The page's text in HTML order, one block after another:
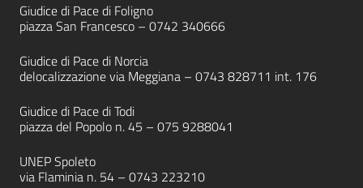
Giudice di Pace di Foligno
piazza San Francesco – 0742 340666
Giudice di Pace di Norcia
delocalizzazione via Meggiana – 0743 828711 int. 176
Giudice di Pace di Todi
piazza del Popolo n. 45 – 075 9288041
UNEP Spoleto
via Flaminia n. 54 – 0743 223210